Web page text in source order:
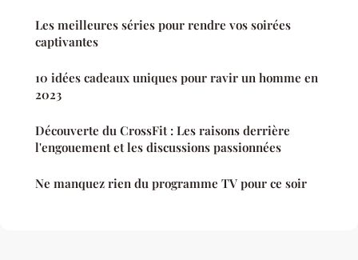
Les meilleures séries pour rendre vos soirées
captivantes
10 idées cadeaux uniques pour ravir un homme en
2023
Découverte du CrossFit : Les raisons derrière
l'engouement et les discussions passionnées
Ne manquez rien du programme TV pour ce soir